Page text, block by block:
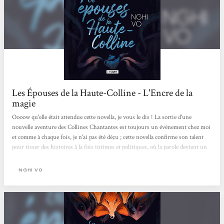
Les Épouses de la Haute-Colline - L'Encre de la
magie
Oooow qu'elle était attendue cette novella, je vous le dis ! La sortie d'une
nouvelle aventure des Collines Chantantes est toujours un événement chez moi
et comme à chaque fois, je n'ai pas été déçu ; cette novella confirme son talent
pour tisser des histoires à la fois intimes et politiques, où la parole devient un
enchâssés, de la mémoire et des voix qu’on étouffe trop facilement. Nghi Vo
imposés,...
NGHI VO